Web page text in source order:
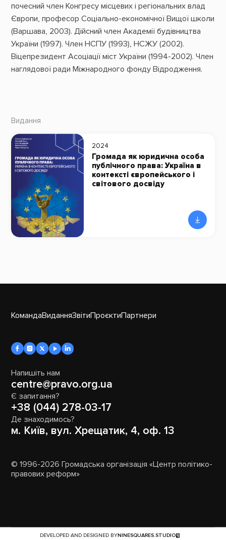
почесний член Конгресу місцевих і регіональних влад
Європи, професор Соціально-економічної Вищої школи
(Варшава, 2003). Дійсний член Академії будівництва
України (1997). Член НСПУ (1993), НСЖУ (2002).
Віцепрезидент Асоціації міст України (1994-2002). Член
наглядової ради Міжнародного фонду Відродження.
Видання
2024
Громада як юридична особа
публічного права: Україна в
контексті європейського і
світового досвіду
КомандаВиданняЗвітиПроєктиПартнери
Напишіть нам
centre@pravo.org.ua
Є запитання?
+38 (044) 278-03-17
Де знаходимось?
м. Київ, вул. Хрещатик, 4, оф. 13
© 1996-2026 Громадська організація «Центр політико-
правових реформ»
DEVELOPED AND DESIGNED BYNINESQUARES.STUDIO